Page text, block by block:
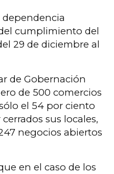
dependencia
cumplimiento del
29 de diciembre al
de Gobernación
de 500 comercios
el 54 por ciento
sus locales,
negocios abiertos
en el caso de los